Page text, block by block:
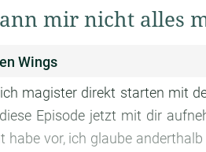
mir nicht alles
Wings
magister direkt starten mit
Episode jetzt mit dir
habe vor, ich glaube